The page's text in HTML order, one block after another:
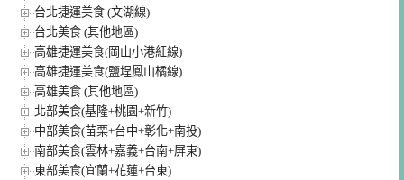
台北捷運美食 (文湖線)
台北美食 (其他地區)
高雄捷運美食(岡山小港紅線)
高雄捷運美食(鹽埕鳳山橘線)
高雄美食 (其他地區)
北部美食(基隆+桃園+新竹)
中部美食(苗栗+台中+彰化+南投)
南部美食(雲林+嘉義+台南+屏東)
東部美食(宜蘭+花蓮+台東)